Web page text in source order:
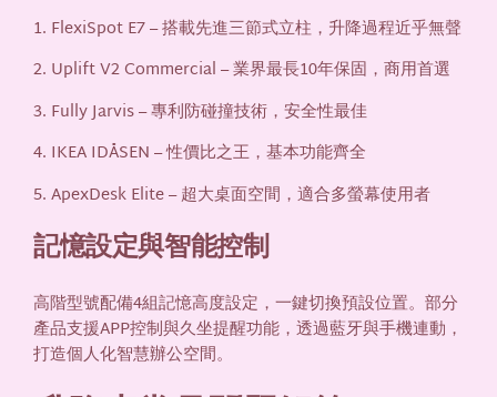
1. FlexiSpot E7 – 搭載先進三節式立柱，升降過程近乎無聲
2. Uplift V2 Commercial – 業界最長10年保固，商用首選
3. Fully Jarvis – 專利防碰撞技術，安全性最佳
4. IKEA IDÅSEN – 性價比之王，基本功能齊全
5. ApexDesk Elite – 超大桌面空間，適合多螢幕使用者
記憶設定與智能控制
高階型號配備4組記憶高度設定，一鍵切換預設位置。部分
產品支援APP控制與久坐提醒功能，透過藍牙與手機連動，
打造個人化智慧辦公空間。